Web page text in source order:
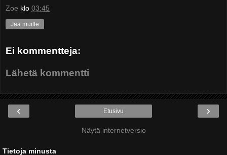
Zoe klo 03:45
Jaa muille
Ei kommentteja:
Lähetä kommentti
‹ ›
Etusivu
Näytä internetversio
Tietoja minusta